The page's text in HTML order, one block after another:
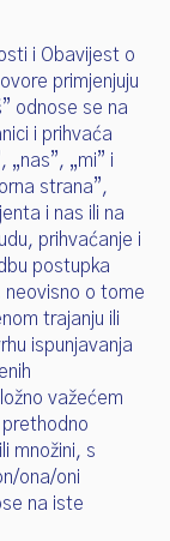
i Obavijest o
primjenjuju
odnose se na
i prihvaća
„mi” i
strana”,
i nas ili na
prihvaćanje i
postupka
neovisno o tome
trajanju ili
ispunjavanja
važećem
množini, s
ona/oni
na iste